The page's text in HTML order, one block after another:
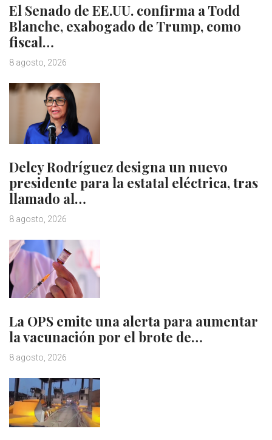
El Senado de EE.UU. confirma a Todd
Blanche, exabogado de Trump, como
fiscal…
8 agosto, 2026
Delcy Rodríguez designa un nuevo
presidente para la estatal eléctrica, tras
llamado al…
8 agosto, 2026
La OPS emite una alerta para aumentar
la vacunación por el brote de…
8 agosto, 2026